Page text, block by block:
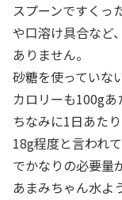
スプーンですくっ
や口溶け具合など
ありません。
砂糖を使っていな
カロリーも100gあ
ちなみに1日あた
18g程度と言われ
でかなりの必要量
あまみちゃん水よ